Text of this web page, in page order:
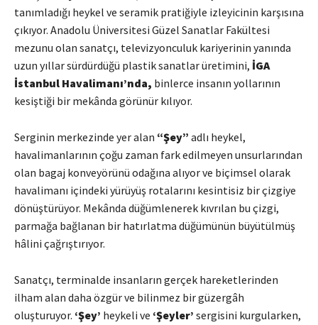
tanımladığı heykel ve seramik pratiğiyle izleyicinin karşısına
çıkıyor. Anadolu Üniversitesi Güzel Sanatlar Fakültesi
mezunu olan sanatçı, televizyonculuk kariyerinin yanında
uzun yıllar sürdürdüğü plastik sanatlar üretimini, İGA
İstanbul Havalimanı’nda, binlerce insanın yollarının
kesiştiği bir mekânda görünür kılıyor.
Serginin merkezinde yer alan “Şey” adlı heykel,
havalimanlarının çoğu zaman fark edilmeyen unsurlarından
olan bagaj konveyörünü odağına alıyor ve biçimsel olarak
havalimanı içindeki yürüyüş rotalarını kesintisiz bir çizgiye
dönüştürüyor. Mekânda düğümlenerek kıvrılan bu çizgi,
parmağa bağlanan bir hatırlatma düğümünün büyütülmüş
hâlini çağrıştırıyor.
Sanatçı, terminalde insanların gerçek hareketlerinden
ilham alan daha özgür ve bilinmez bir güzergâh
oluşturuyor. ‘Şey’ heykeli ve ‘Şeyler’ sergisini kurgularken,